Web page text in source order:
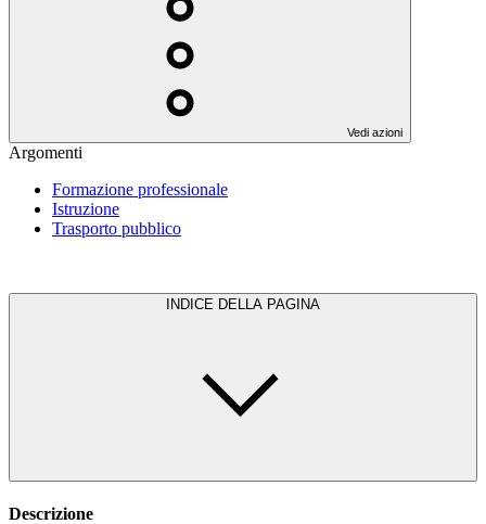
Vedi azioni
Argomenti
Formazione professionale
Istruzione
Trasporto pubblico
INDICE DELLA PAGINA
Descrizione